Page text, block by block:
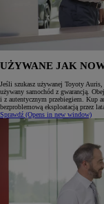
UŻYWANE JAK
Jeśli szukasz używanej Toyoty
używany samochód z gwarancją.
i z autentycznym przebiegiem. Kup
bezproblemową eksploatacją przez
Sprawdź (Opens in new window)